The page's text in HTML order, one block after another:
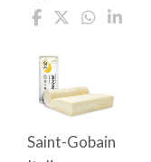
Saint-Gobain